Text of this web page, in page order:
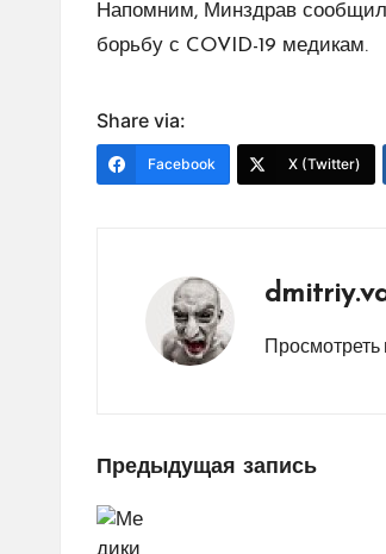
Напомним, Минздрав
борьбу с COVID-19 медикам.
Share via:
Facebook X (Twitter)
Просмотреть
Навигация
по
Предыдущая запись